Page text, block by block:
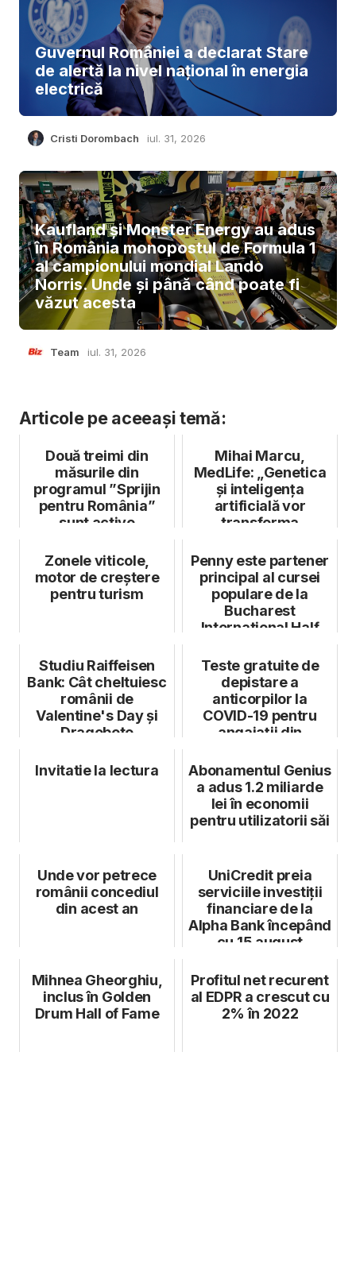
Guvernul României a declarat Stare
de alertă la nivel național în energia
electrică
Cristi Dorombach iul. 31, 2026
Kaufland și Monster Energy au adus
în România monopostul de Formula 1
al campionului mondial Lando
Norris. Unde și până când poate fi
văzut acesta
Team iul. 31, 2026
Articole pe aceeași temă:
Două treimi din
măsurile din
programul ”Sprijin
pentru România”
sunt active
Mihai Marcu,
MedLife: „Genetica
și inteligența
artificială vor
transforma
Zonele viticole,
motor de creștere
pentru turism
Penny este partener
principal al cursei
populare de la
Bucharest
International Half
Studiu Raiffeisen
Bank: Cât cheltuiesc
românii de
Valentine's Day și
Dragobete
Teste gratuite de
depistare a
anticorpilor la
COVID-19 pentru
angajații din
Invitatie la lectura
Abonamentul Genius
a adus 1.2 miliarde
lei în economii
pentru utilizatorii săi
Unde vor petrece
românii concediul
din acest an
UniCredit preia
serviciile investiții
financiare de la
Alpha Bank începând
cu 15 august
Mihnea Gheorghiu,
inclus în Golden
Drum Hall of Fame
Profitul net recurent
al EDPR a crescut cu
2% în 2022